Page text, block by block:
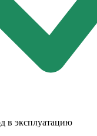
в эксплуатацию